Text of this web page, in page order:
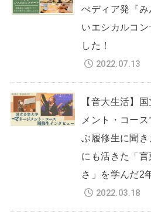
ぺディア発『
いエシカルコ
した！
2022.07.13
【音大生活】
メント・コー
ぶ履修生に聞
にも活きた「
さ」を学んだ2
2022.03.18